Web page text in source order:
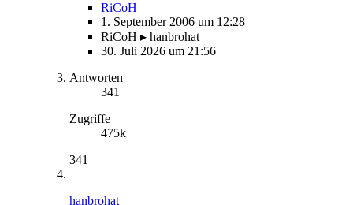
RiCoH
1. September 2006 um 12:28
RiCoH ▸ hanbrohat
30. Juli 2026 um 21:56
Antworten
341
Zugriffe
475k
341
hanbrohat